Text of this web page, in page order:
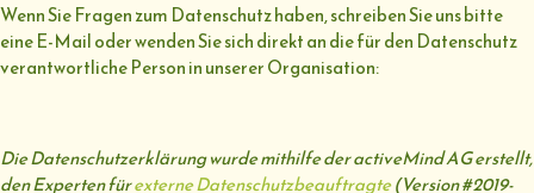
Wenn Sie Fragen zum Datenschutz haben, schreiben Sie uns bitte
eine E-Mail oder wenden Sie sich direkt an die für den Datenschutz
verantwortliche Person in unserer Organisation:
Die Datenschutzerklärung wurde mithilfe der activeMind AG erstellt,
den Experten fürexterne Datenschutzbeauftragte(Version #2019-